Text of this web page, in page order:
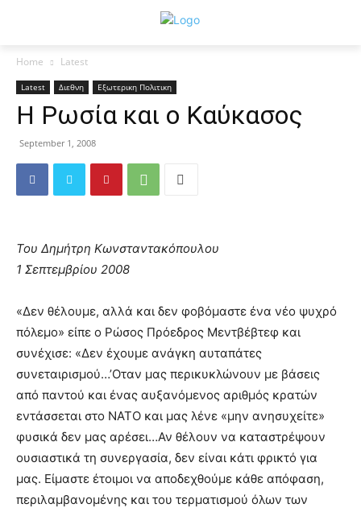
Home Latest
Latest Διεθνη Εξωτερικη Πολιτικη
Η Ρωσία και ο Καύκασος
September 1, 2008
Του Δημήτρη Κωνσταντακόπουλου
1 Σεπτεμβρίου 2008
«Δεν θέλουμε, αλλά και δεν φοβόμαστε ένα νέο ψυχρό
πόλεμο» είπε ο Ρώσος Πρόεδρος Μεντβέβτεφ και
συνέχισε: «Δεν έχουμε ανάγκη αυταπάτες
συνεταιρισμού…’Οταν μας περικυκλώνουν με βάσεις
από παντού και ένας αυξανόμενος αριθμός κρατών
εντάσσεται στο ΝΑΤΟ και μας λένε «μην ανησυχείτε»
φυσικά δεν μας αρέσει…Αν θέλουν να καταστρέψουν
ουσιαστικά τη συνεργασία, δεν είναι κάτι φρικτό για
μας. Είμαστε έτοιμοι να αποδεχθούμε κάθε απόφαση,
περιλαμβανομένης και του τερματισμού όλων των